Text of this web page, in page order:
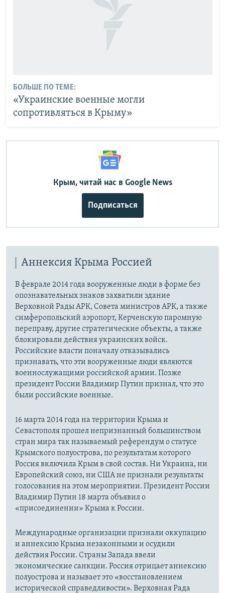
БОЛЬШЕ ПО ТЕМЕ:
«Украинские военные могли
сопротивляться в Крыму»
Крым, читай нас в Google News
Подписаться
Аннексия Крыма Россией
В феврале 2014 года вооруженные люди в форме без
опознавательных знаков захватили здание
Верховной Рады АРК, Совета министров АРК, а также
симферопольский аэропорт, Керченскую паромную
переправу, другие стратегические объекты, а также
блокировали действия украинских войск.
Российские власти поначалу отказывались
признавать, что эти вооруженные люди являются
военнослужащими российской армии. Позже
президент России Владимир Путин признал, что это
были российские военные.
16 марта 2014 года на территории Крыма и
Севастополя прошел непризнанный большинством
стран мира так называемый референдум о статусе
Крымского полуострова, по результатам которого
Россия включила Крым в свой состав. Ни Украина, ни
Европейский союз, ни США не признали результаты
голосования на этом мероприятии. Президент России
Владимир Путин 18 марта объявил о
«присоединении» Крыма к России.
Международные организации признали оккупацию
и аннексию Крыма незаконными и осудили
действия России. Страны Запада ввели
экономические санкции. Россия отрицает аннексию
полуострова и называет это «восстановлением
исторической справедливости». Верховная Рада